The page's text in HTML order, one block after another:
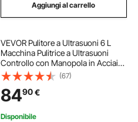
Aggiungi al carrello
VEVOR Pulitore a Ultrasuoni 6 L
Macchina Pulitrice a Ultrasuoni
Controllo con Manopola in Acciaio
Inossidabile 304, con
Temporizzatore Riscaldatore per
Gioielli, Orologi, Occhiali, Strumenti
Dentali
(67)
8490€
Disponibile